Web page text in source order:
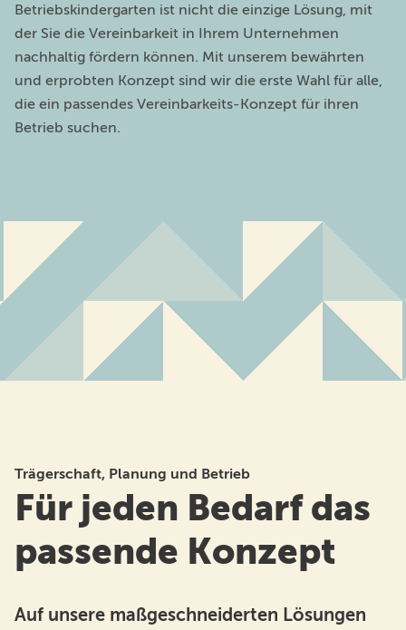
Betriebskindergarten ist nicht die einzige Lösung, mit
der Sie die Vereinbarkeit in Ihrem Unternehmen
nachhaltig fördern können. Mit unserem bewährten
und erprobten Konzept sind wir die erste Wahl für alle,
die ein passendes Vereinbarkeits-Konzept für ihren
Betrieb suchen.
Trägerschaft, Planung und Betrieb
Für jeden Bedarf das
passende Konzept
Auf unsere maßgeschneiderten Lösungen